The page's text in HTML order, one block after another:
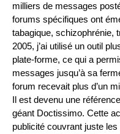
milliers de messages
forums spécifiques ont
tabagique, schizophrénie,
2005, j’ai utilisé un outil
plate-forme, ce qui a
messages jusqu’à sa
forum recevait plus d’un
Il est devenu une
géant Doctissimo. Cette
publicité couvrant juste les